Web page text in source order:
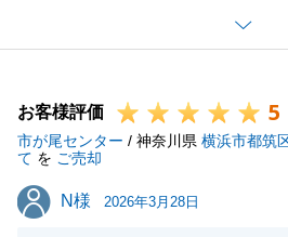
ご家族様のお住み替え先のお手
整まで、一重にY様のお力添え
ております。
あらためて、御礼申し上げます
これからも不動産に纏わるお困
ら、お気軽にお申し付け願いま
お客様評価 5
市が尾センター / 神奈川県 横浜市都筑
て を ご売却
N様
N様 2026年3月28日